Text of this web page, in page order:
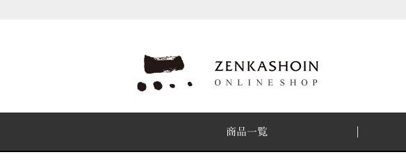
商品一覧